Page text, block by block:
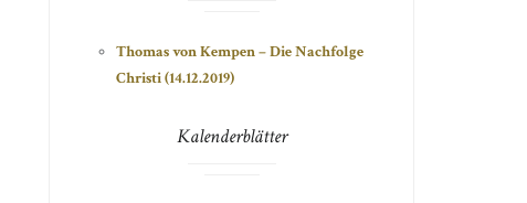
Thomas von Kempen – Die Nachfolge
Christi (14.12.2019)
Kalenderblätter